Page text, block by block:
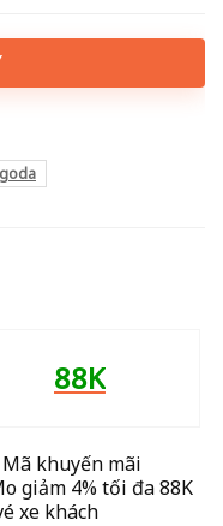
88K
khuyến mãi
giảm 4% tối đa 88K
xe khách